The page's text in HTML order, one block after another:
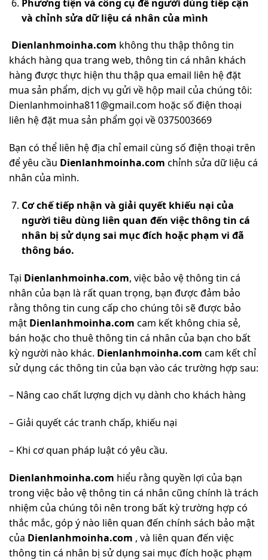
Phương tiện và công cụ để người dùng tiếp cận
và chỉnh sửa dữ liệu cá nhân của mình
Dienlanhmoinha.com không thu thập thông tin
khách hàng qua trang web, thông tin cá nhân khách
hàng được thực hiện thu thập qua email liên hệ đặt
mua sản phẩm, dịch vụ gửi về hộp mail của chúng tôi:
Dienlanhmoinha811@gmail.com hoặc số điện thoại
liên hệ đặt mua sản phẩm gọi về 0375003669
Bạn có thể liên hệ địa chỉ email cùng số điện thoại trên
để yêu cầu Dienlanhmoinha.com chỉnh sửa dữ liệu cá
nhân của mình.
Cơ chế tiếp nhận và giải quyết khiếu nại của
người tiêu dùng liên quan đến việc thông tin cá
nhân bị sử dụng sai mục đích hoặc phạm vi đã
thông báo.
Tại Dienlanhmoinha.com, việc bảo vệ thông tin cá
nhân của bạn là rất quan trọng, bạn được đảm bảo
rằng thông tin cung cấp cho chúng tôi sẽ được bảo
mật Dienlanhmoinha.com cam kết không chia sẻ,
bán hoặc cho thuê thông tin cá nhân của bạn cho bất
kỳ người nào khác. Dienlanhmoinha.com cam kết chỉ
sử dụng các thông tin của bạn vào các trường hợp sau:
– Nâng cao chất lượng dịch vụ dành cho khách hàng
– Giải quyết các tranh chấp, khiếu nại
– Khi cơ quan pháp luật có yêu cầu.
Dienlanhmoinha.com hiểu rằng quyền lợi của bạn
trong việc bảo vệ thông tin cá nhân cũng chính là trách
nhiệm của chúng tôi nên trong bất kỳ trường hợp có
thắc mắc, góp ý nào liên quan đến chính sách bảo mật
của Dienlanhmoinha.com , và liên quan đến việc
thông tin cá nhân bị sử dụng sai mục đích hoặc phạm